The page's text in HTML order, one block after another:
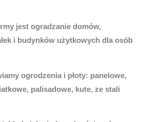
jest ogradzanie domów,
i budynków użytkowych dla osób
ogrodzenia i płoty: panelowe,
palisadowe, kute, ze stali